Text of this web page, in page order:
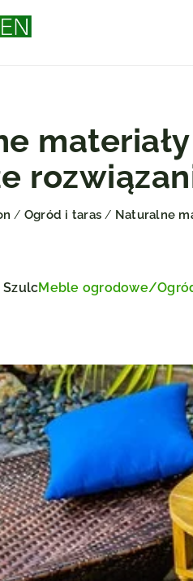
/ Ogród i taras / Naturalne
SzulcMeble ogrodowe/